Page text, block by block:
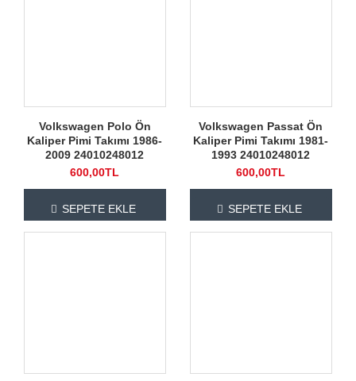
Volkswagen Polo Ön
Kaliper Pimi Takımı 1986-
2009 24010248012
600,00TL
SEPETE EKLE
Volkswagen Passat Ön
Kaliper Pimi Takımı 1981-
1993 24010248012
600,00TL
SEPETE EKLE